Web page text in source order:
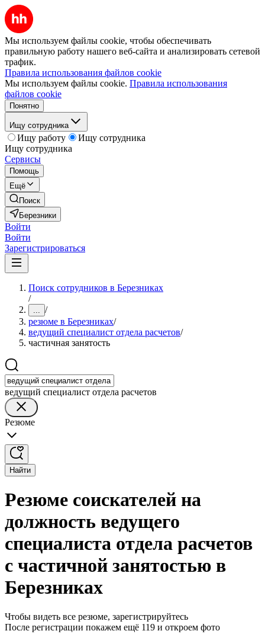
Мы используем файлы cookie, чтобы обеспечивать
правильную работу нашего веб-сайта и анализировать сетевой
трафик.
Правила использования файлов cookie
Мы используем файлы cookie. Правила использования
файлов cookie
Понятно
Ищу сотрудника
Ищу работу
Ищу сотрудника
Ищу сотрудника
Сервисы
Помощь
Ещё
Поиск
Березники
Войти
Войти
Зарегистрироваться
Поиск сотрудников в Березниках
/
... /
резюме в Березниках/
ведущий специалист отдела расчетов/
частичная занятость
ведущий специалист отдела расчетов
Резюме
Найти
Резюме соискателей на
должность ведущего
специалиста отдела расчетов
с частичной занятостью в
Березниках
Чтобы видеть все резюме, зарегистрируйтесь
После регистрации покажем ещё 119 и откроем фото